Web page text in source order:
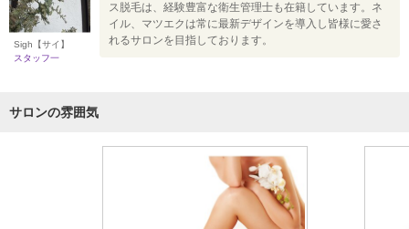
Sigh【サイ】
スタッフ一
ス脱毛は、経験豊富な衛生管理士も在籍しています。ネ
イル、マツエクは常に最新デザインを導入し皆様に愛さ
れるサロンを目指しております。
サロンの雰囲気